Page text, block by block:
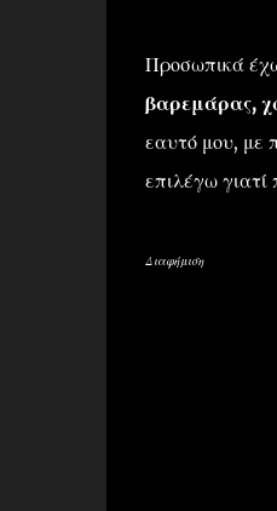
Προσωπικά
βαρεμάρας,
εαυτό μου, με
επιλέγω γιατί
Διαφήμιση